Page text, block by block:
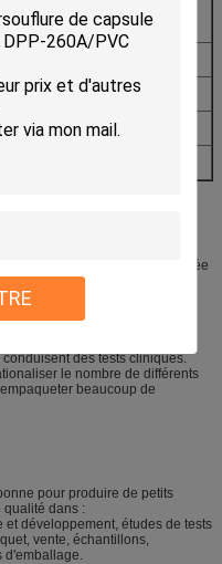
1300*650*1250front)
1050*650*1450 (arrière)
de matériaux, de formes
spécialisée n'est exigée
d'un ingénieur d'être
des tests cliniques.
le nombre de différents
beaucoup de
pour produire de petits
qualité dans :
développement, études de tests
vente, échantillons,
d'emballage.